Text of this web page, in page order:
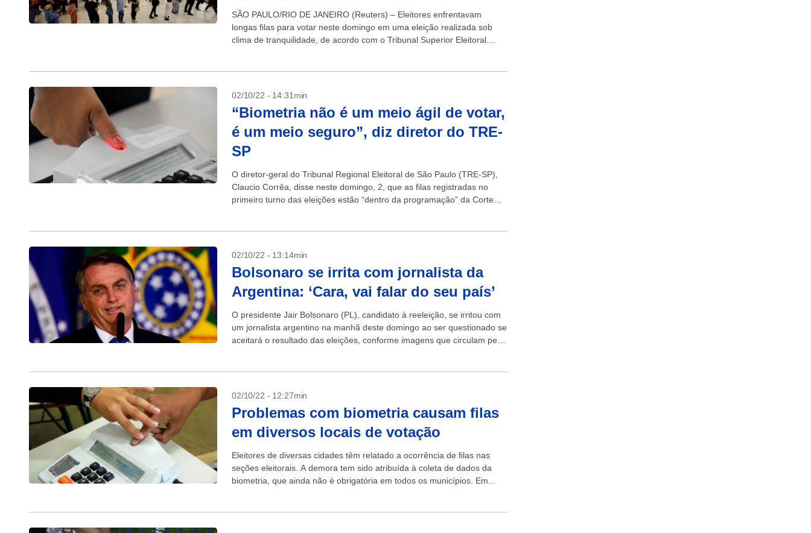
SÃO PAULO/RIO DE JANEIRO (Reuters) – Eleitores enfrentavam
longas filas para votar neste domingo em uma eleição realizada sob
clima de tranquilidade, de acordo com o Tribunal Superior Eleitoral
02/10/22 - 14:31min
“Biometria não é um meio ágil de votar,
é um meio seguro”, diz diretor do TRE-
SP
O diretor-geral do Tribunal Regional Eleitoral de São Paulo (TRE-SP),
Claucio Corrêa, disse neste domingo, 2, que as filas registradas no
primeiro turno das eleições estão “dentro da programação” da Corte
02/10/22 - 13:14min
Bolsonaro se irrita com jornalista da
Argentina: ‘Cara, vai falar do seu país’
O presidente Jair Bolsonaro (PL), candidato à reeleição, se irritou com
um jornalista argentino na manhã deste domingo ao ser questionado se
aceitará o resultado das eleições, conforme imagens que circulam pelo
02/10/22 - 12:27min
Problemas com biometria causam filas
em diversos locais de votação
Eleitores de diversas cidades têm relatado a ocorrência de filas nas
seções eleitorais. A demora tem sido atribuída à coleta de dados da
biometria, que ainda não é obrigatória em todos os municípios. Em...